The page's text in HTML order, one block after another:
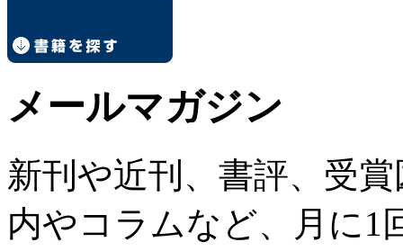
メールマガジン
新刊や近刊、書評、受
内やコラムなど、月に1